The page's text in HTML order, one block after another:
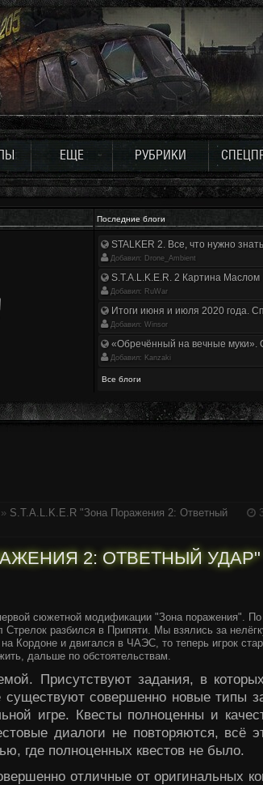
ЕЩЕ РУБРИКИ
Последние блоги
STALKER 2. Все, что нужно
Добавил: Drone_Ambient
S.T.A.L.K.E.R. 2 Картина Маслом
Добавил: RuWar
Итоги июня и июля 2020 года.
Добавил: Winsor
«Обречённый на вечные муки».
Добавил: Kanzaki
Все блоги
» S.T.A.L.K.E.R "Зона Поражения 2: Ответный
2: ОТВЕТНЫЙ УДАР"
сюжетной модификации "Зона поражения".
Стрелок разбился в Припяти. Мы взялись за
Кордоне и двигался в ЧАЭС, то теперь игрок
дальше по обстоятельствам.
Присутствуют задания, в
существуют совершенно новые типы
игре. Квесты полноценны и
диалоги не повторяются, всё
где полноценных квестов не было.
отличные от оригинальных